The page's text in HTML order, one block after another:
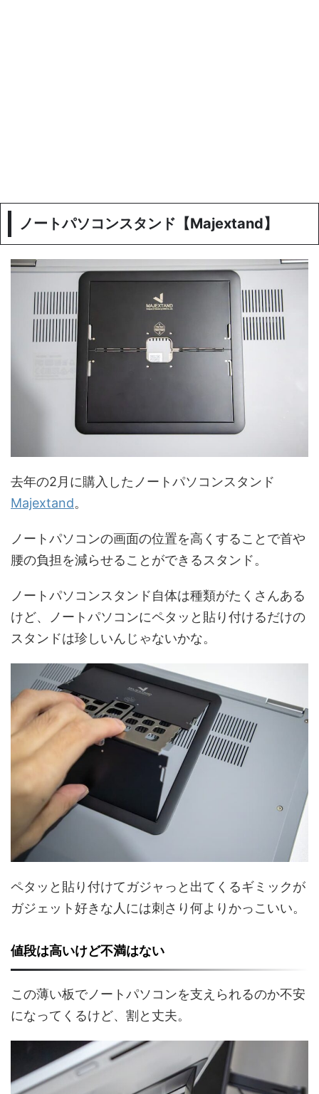
ノートパソコンスタンド【Majextand】
去年の2月に購入したノートパソコンスタンド
Majextand。
ノートパソコンの画面の位置を高くすることで首や
腰の負担を減らせることができるスタンド。
ノートパソコンスタンド自体は種類がたくさんある
けど、ノートパソコンにペタッと貼り付けるだけの
スタンドは珍しいんじゃないかな。
ペタッと貼り付けてガジャっと出てくるギミックが
ガジェット好きな人には刺さり何よりかっこいい。
値段は高いけど不満はない
この薄い板でノートパソコンを支えられるのか不安
になってくるけど、割と丈夫。